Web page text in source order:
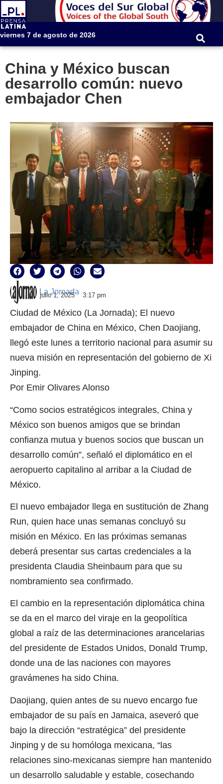
viernes 7 de agosto de 2026
China y México buscan
desarrollo común: nuevo
embajador Chen
La Jornada
julio 1, 2025 3:17 pm
Ciudad de México (La Jornada); El nuevo
embajador de China en México, Chen Daojiang,
llegó este lunes a territorio nacional para asumir su
nueva misión en representación del gobierno de Xi
Jinping.
Por Emir Olivares Alonso
“Como socios estratégicos integrales, China y
México son buenos amigos que se brindan
confianza mutua y buenos socios que buscan un
desarrollo común”, señaló el diplomático en el
aeropuerto capitalino al arribar a la Ciudad de
México.
El nuevo embajador llega en sustitución de Zhang
Run, quien hace unas semanas concluyó su
misión en México. En las próximas semanas
deberá presentar sus cartas credenciales a la
presidenta Claudia Sheinbaum para que su
nombramiento sea confirmado.
El cambio en la representación diplomática china
se da en el marco del viraje en la geopolítica
global a raíz de las determinaciones arancelarias
del presidente de Estados Unidos, Donald Trump,
donde una de las naciones con mayores
gravámenes ha sido China.
Daojiang, quien antes de su nuevo encargo fue
embajador de su país en Jamaica, aseveró que
bajo la dirección “estratégica” del presidente
Jinping y de su homóloga mexicana, “las
relaciones sino-mexicanas siempre han mantenido
un desarrollo saludable y estable, cosechando